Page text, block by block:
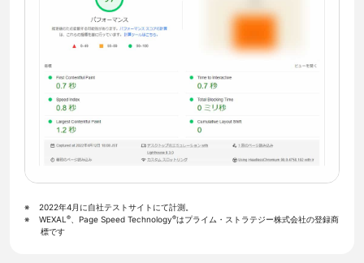
2022年4月に自社テストサイトにて計測。
WEXAL®、Page Speed Technology®はプライム・ストラテジー株式会社の登録商
標です